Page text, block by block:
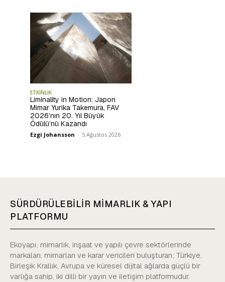
ETKİNLİK
Liminality in Motion: Japon
Mimar Yurika Takemura, FAV
2026’nın 20. Yıl Büyük
Ödülü’nü Kazandı
Ezgi Johansson - 5 Ağustos 2026
SÜRDÜRÜLEBİLİR MİMARLIK & YAPI
PLATFORMU
Ekoyapı; mimarlık, inşaat ve yapılı çevre sektörlerinde
markaları, mimarları ve karar vericileri buluşturan; Türkiye,
Birleşik Krallık, Avrupa ve küresel dijital ağlarda güçlü bir
varlığa sahip, iki dilli bir yayın ve iletişim platformudur.